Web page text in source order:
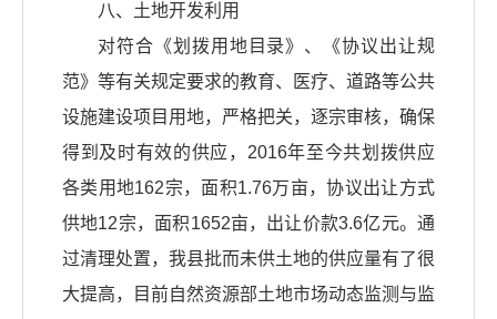
八、土地开发利用
对符合《划拨用地目录》、《协议出让规
范》等有关规定要求的教育、医疗、道路等公共
设施建设项目用地，严格把关，逐宗审核，确保
得到及时有效的供应，2016年至今共划拨供应
各类用地162宗，面积1.76万亩，协议出让方式
供地12宗，面积1652亩，出让价款3.6亿元。通
过清理处置，我县批而未供土地的供应量有了很
大提高，目前自然资源部土地市场动态监测与监